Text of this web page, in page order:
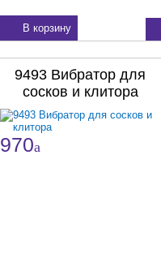
В корзину
9493 Вибратор для
сосков и клитора
970a